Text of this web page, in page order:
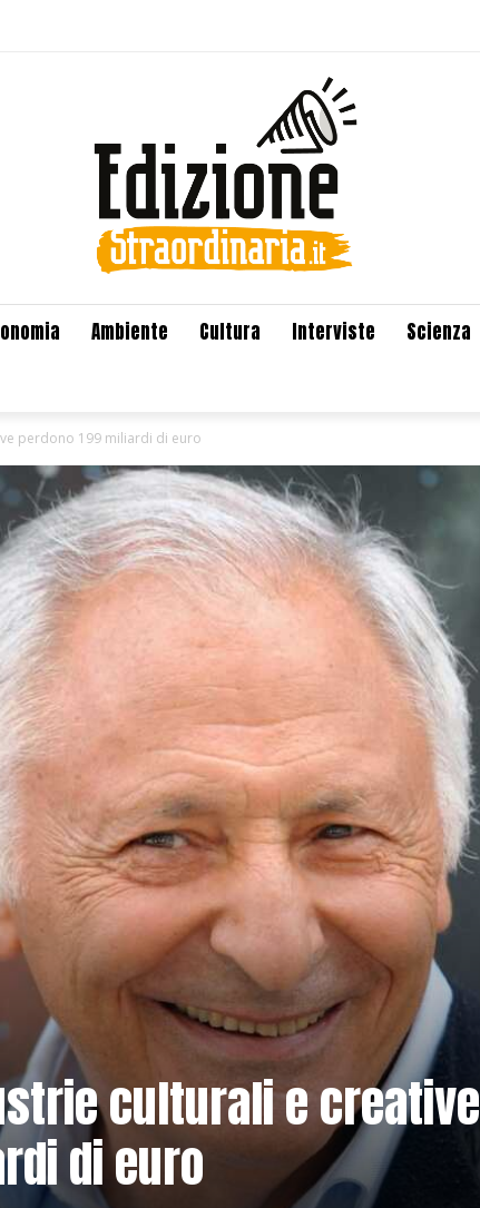
Ambiente Cultura Interviste Scienza
perdono 199 miliardi di euro
culturali e creative
di euro